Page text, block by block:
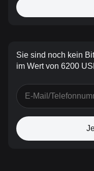
Sie sind noch kein
im Wert von 6200